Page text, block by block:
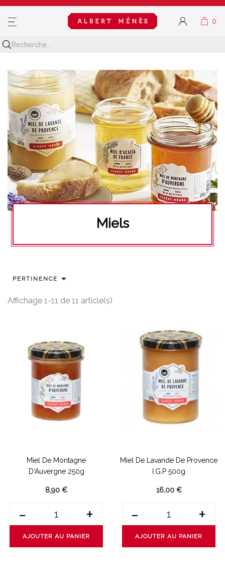
MENU
Miels
PERTINENCE 
Affichage 1-11 de 11 article(s)
Miel De Montagne
D'Auvergne 250g
8,90 €
- +
AJOUTER AU PANIER
Miel De Lavande De Provence
I.G.P 500g
16,00 €
- +
AJOUTER AU PANIER